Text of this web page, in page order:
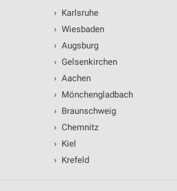
› Karlsruhe
› Wiesbaden
› Augsburg
› Gelsenkirchen
› Aachen
› Mönchengladbach
› Braunschweig
› Chemnitz
› Kiel
› Krefeld